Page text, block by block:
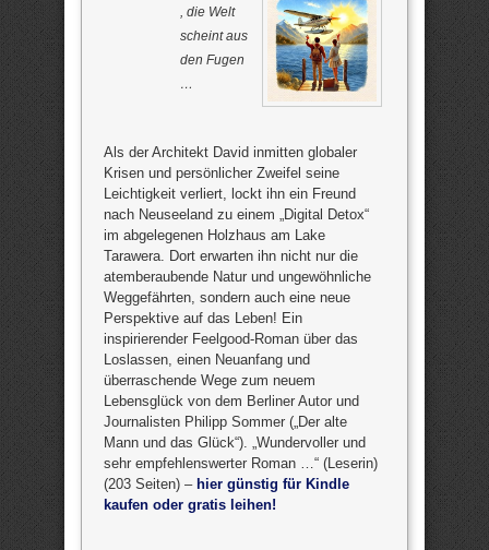
, die Welt
scheint aus
den Fugen
…
Als der Architekt David inmitten globaler
Krisen und persönlicher Zweifel seine
Leichtigkeit verliert, lockt ihn ein Freund
nach Neuseeland zu einem „Digital Detox“
im abgelegenen Holzhaus am Lake
Tarawera. Dort erwarten ihn nicht nur die
atemberaubende Natur und ungewöhnliche
Weggefährten, sondern auch eine neue
Perspektive auf das Leben! Ein
inspirierender Feelgood-Roman über das
Loslassen, einen Neuanfang und
überraschende Wege zum neuem
Lebensglück von dem Berliner Autor und
Journalisten Philipp Sommer („Der alte
Mann und das Glück“). „Wundervoller und
sehr empfehlenswerter Roman …“ (Leserin)
(203 Seiten) – hier günstig für Kindle
kaufen oder gratis leihen!